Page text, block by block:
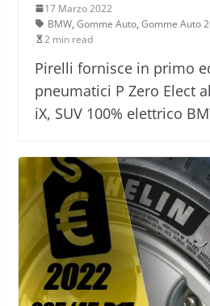
17 Marzo 2022
BMW, Gomme Auto, Gomme Auto
2 min read
Pirelli fornisce in primo
pneumatici P Zero Elect
iX, SUV 100% elettrico